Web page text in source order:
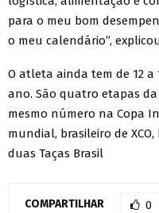
para o meu bom
o meu calendário”,
O atleta ainda tem de 12
ano. São quatro etapas
mesmo número na Copa
mundial, brasileiro de
duas Taças Brasil
COMPARTILHAR 0